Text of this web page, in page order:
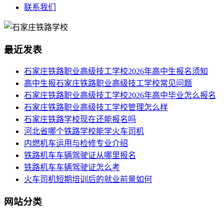
联系我们
最近发表
​石家庄铁路职业高级技工学校2026年高中生报名须知
高中生报石家庄铁路职业高级技工学校常见问题
石家庄铁路职业高级技工学校2026年高中毕业怎么报名
石家庄铁路职业高级技工学校管理怎么样
石家庄铁路学校现在还能报名吗
河北省哪个铁路学校能学火车司机
内燃机车运用与检修专业介绍
铁路机车车辆驾驶证从哪里报名
铁路机车车辆驾驶证怎么考
火车司机短期培训后的就业前景如何
网站分类